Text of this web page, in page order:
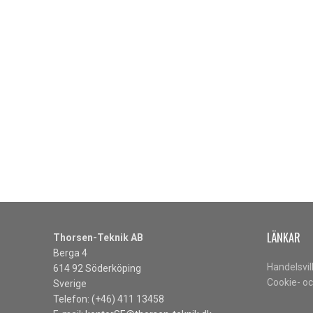
Thorsen-Teknik AB
Berga 4
614 92 Söderköping
Sverige
Telefon: (+46) 411 13458
LÄNKAR
Cookie-